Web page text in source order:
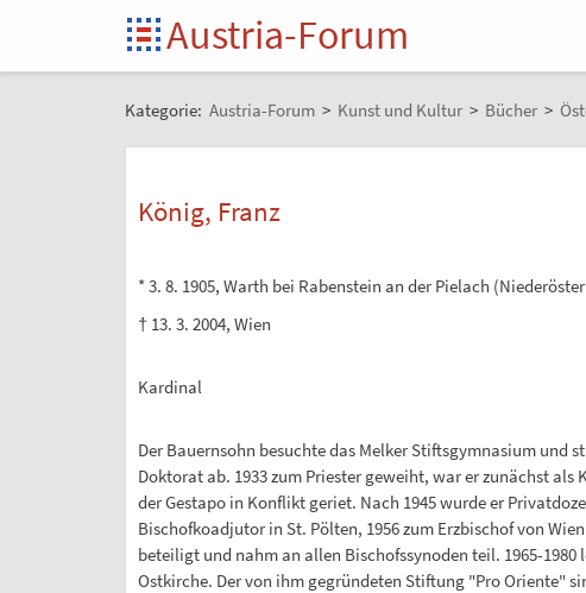
Austria-Forum
Kategorie: Austria-Forum > Kunst und Kultur > Bücher >
König, Franz
* 3. 8. 1905, Warth bei Rabenstein an der Pielach
† 13. 3. 2004, Wien
Kardinal
Der Bauernsohn besuchte das Melker Stiftsgymnasium
Doktorat ab. 1933 zum Priester geweiht, war er zunächst
der Gestapo in Konflikt geriet. Nach 1945 wurde er
Bischofkoadjutor in St. Pölten, 1956 zum Erzbischof von
beteiligt und nahm an allen Bischofssynoden teil. 1965-
Ostkirche. Der von ihm gegründeten Stiftung "Pro Oriente"